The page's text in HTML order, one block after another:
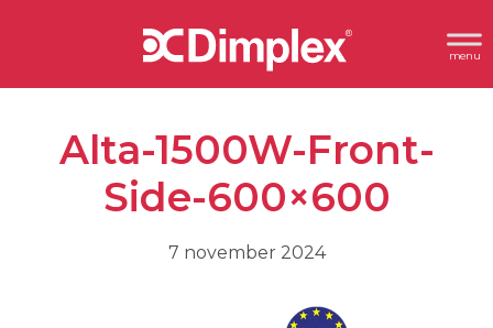
inhoud
Dimplex
Header
Rechts
Alta-1500W-Front-
Side-600×600
7 november 2024